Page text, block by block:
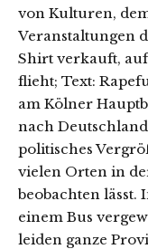
von Kulturen,
Veranstaltungen
Shirt verkauft,
flieht; Text:
am Kölner
nach
politisches
vielen Orten in
beobachten
einem Bus
leiden ganze